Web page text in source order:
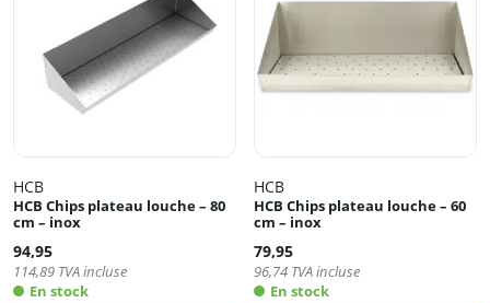
HCB
HCB Chips plateau louche – 80
cm – inox
94,95
114,89 TVA incluse
En stock
HCB
HCB Chips plateau louche – 60
cm – inox
79,95
96,74 TVA incluse
En stock